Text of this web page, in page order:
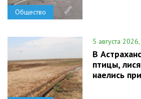
Общество
5 августа
В
птицы,
наелись